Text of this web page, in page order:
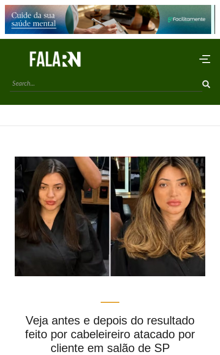
Veja antes e depois do resultado
feito por cabeleireiro atacado por
cliente em salão de SP